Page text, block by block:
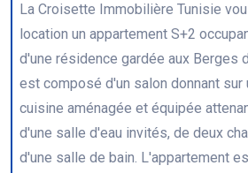
La Croisette Immobilière Tunisie
location un appartement S+2
d'une résidence gardée aux Berges
est composé d'un salon donnant sur
cuisine aménagée et équipée
d'une salle d'eau invités, de deux
d'une salle de bain. L'appartement